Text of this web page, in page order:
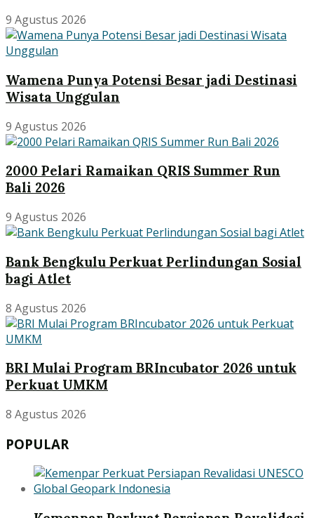
9 Agustus 2026
Wamena Punya Potensi Besar jadi Destinasi
Wisata Unggulan
9 Agustus 2026
2000 Pelari Ramaikan QRIS Summer Run
Bali 2026
9 Agustus 2026
Bank Bengkulu Perkuat Perlindungan Sosial
bagi Atlet
8 Agustus 2026
BRI Mulai Program BRIncubator 2026 untuk
Perkuat UMKM
8 Agustus 2026
POPULAR